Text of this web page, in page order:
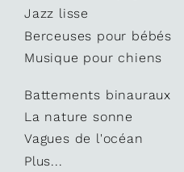
Jazz lisse
Berceuses pour bébés
Musique pour chiens
Battements binauraux
La nature sonne
Vagues de l'océan
Plus...